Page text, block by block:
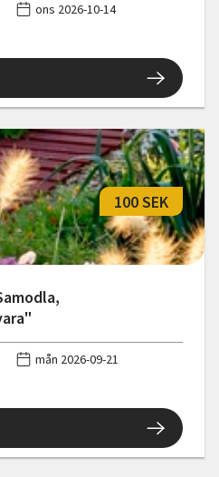
ons 2026-10-14
100 SEK
mån 2026-09-21